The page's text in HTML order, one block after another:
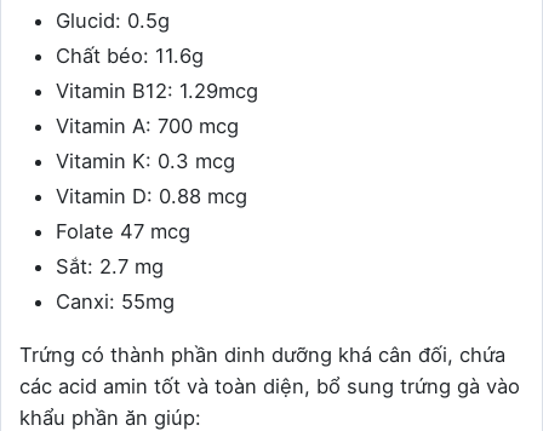
Glucid: 0.5g
Chất béo: 11.6g
Vitamin B12: 1.29mcg
Vitamin A: 700 mcg
Vitamin K: 0.3 mcg
Vitamin D: 0.88 mcg
Folate 47 mcg
Sắt: 2.7 mg
Canxi: 55mg
Trứng có thành phần dinh dưỡng khá cân đối, chứa
các acid amin tốt và toàn diện, bổ sung trứng gà vào
khẩu phần ăn giúp: